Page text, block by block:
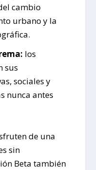
cambio
urbano y la
los
sus
sociales y
nunca antes
de una
sin
Beta también